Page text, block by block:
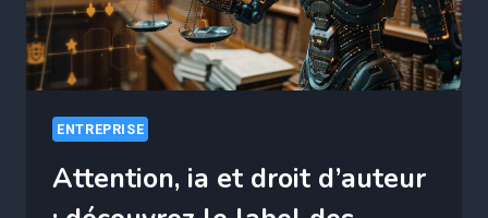
VOUS
ENTREPRISE
Attention, ia et droit d’auteur